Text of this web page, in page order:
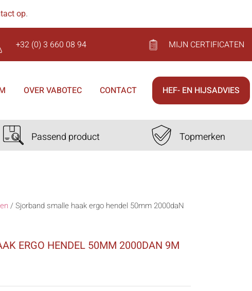
op.
+32 (0) 3 660 08 94 MIJN CERTIFICATEN
OVER VABOTEC CONTACT HEF- EN HIJSADVIES
Passend product Topmerken
/Sjorband smalle haak ergo hendel 50mm 2000daN
ERGO HENDEL 50MM 2000DAN 9M